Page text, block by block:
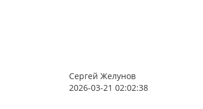
Сергей Желунов
2026-03-21 02:02:38